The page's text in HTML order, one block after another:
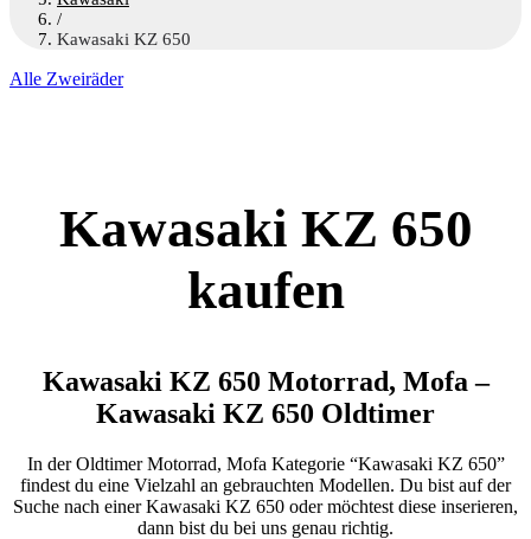
/
Kawasaki KZ 650
Alle Zweiräder
Kawasaki KZ 650
kaufen
Kawasaki KZ 650 Motorrad, Mofa –
Kawasaki KZ 650 Oldtimer
In der Oldtimer Motorrad, Mofa Kategorie “Kawasaki KZ 650”
findest du eine Vielzahl an gebrauchten Modellen. Du bist auf der
Suche nach einer Kawasaki KZ 650 oder möchtest diese inserieren,
dann bist du bei uns genau richtig.